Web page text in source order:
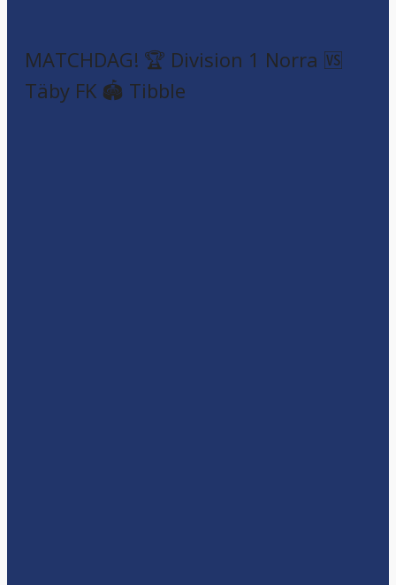
MATCHDAG! 🏆 Division 1 Norra 🆚
Täby FK 🏟️ Tibble